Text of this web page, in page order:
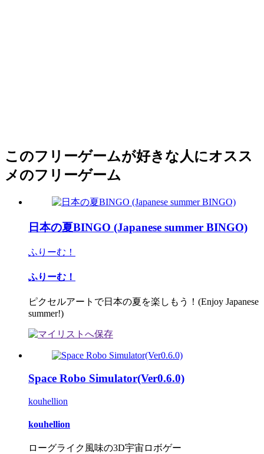
このフリーゲームが好きな人にオスス
メのフリーゲーム
日本の夏BINGO (Japanese summer BINGO)
ふりーむ！
ふりーむ！
ピクセルアートで日本の夏を楽しもう！(Enjoy Japanese
summer!)
Space Robo Simulator(Ver0.6.0)
kouhellion
kouhellion
ローグライク風味の3D宇宙ロボゲー